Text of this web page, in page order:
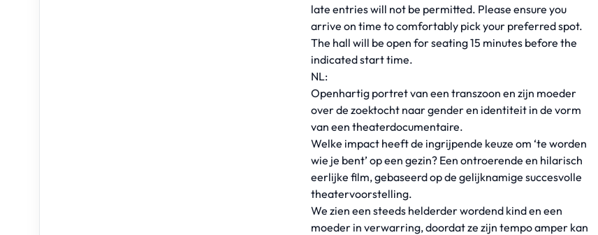
late entries will not be permitted. Please ensure you
arrive on time to comfortably pick your preferred spot.
The hall will be open for seating 15 minutes before the
indicated start time.
NL:
Openhartig portret van een transzoon en zijn moeder
over de zoektocht naar gender en identiteit in de vorm
van een theaterdocumentaire.
Welke impact heeft de ingrijpende keuze om ‘te worden
wie je bent’ op een gezin? Een ontroerende en hilarisch
eerlijke film, gebaseerd op de gelijknamige succesvolle
theatervoorstelling.
We zien een steeds helderder wordend kind en een
moeder in verwarring, doordat ze zijn tempo amper kan